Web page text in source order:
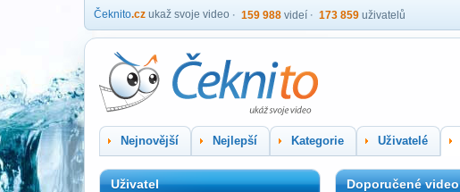
Čeknito.cz ukaž svoje video 159 988 videí 173 859 uživatelů
Nejnovější Nejlepší Kategorie Uživatelé
Uživatel Doporučené video